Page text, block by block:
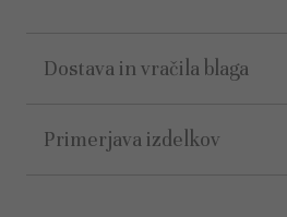
Dostava in vračila blaga
Primerjava izdelkov